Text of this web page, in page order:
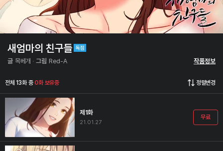
새엄마의 친구들
글 목베개 그림 Red-A 작품정보
전체 13화 중 0화 보유중 정렬변경
제1화
21.01.27
무료